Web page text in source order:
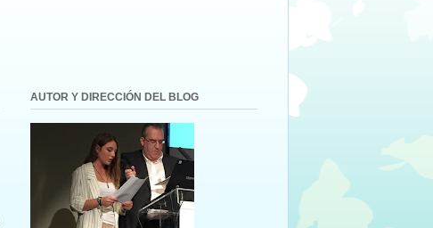
AUTOR Y DIRECCIÓN DEL BLOG